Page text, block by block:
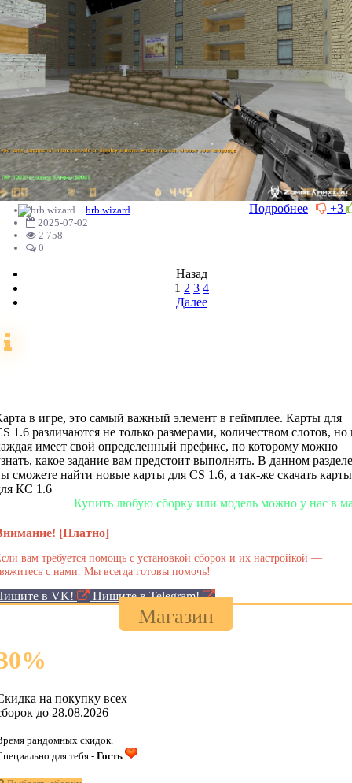
+3
Подробнее
brb.wizard
2025-07-02
2 758
0
Назад
1 2 3 4
Далее
в игре, это самый важный элемент в геймплее. Карты для
1.6 различаются не только размерами, количеством слотов, но
имеет свой определенный префикс, по которому можно
какое задание вам предстоит выполнять. В данном разделе
сможете найти новые карты для CS 1.6, а так-же скачать карты
КС 1.6
сборку или модель можно у нас в магазине!
[Платно]
вам требуется помощь с установкой сборок и их настройкой —
с нами. Мы всегда готовы помочь!
в VK! Пишите в Telegram!
Магазин
%
на покупку всех
до 28.08.2026
рандомных скидок.
для тебя - Гость